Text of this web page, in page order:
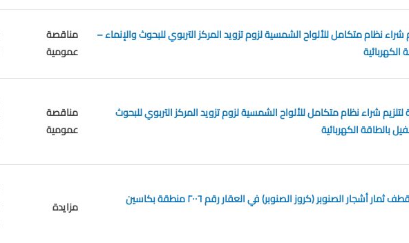
نظام متكامل للألواح الشمسية لزوم تزويد المركز التربوي للبحوث والإنماء –
مناقصة
عمومية
شراء نظام متكامل للألواح الشمسية لزوم تزويد المركز التربوي للبحوث
بالطاقة الكهربائية
مناقصة
عمومية
مزايدة عمومية لتلزيم قطف ثمار أشجار الصنوبر (كروز الصنوبر) في العقار رقم ٢٠٠٦ منطقة بكاسين
مزايدة